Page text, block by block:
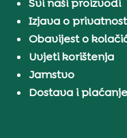
Svi naši proizvodi
Izjava o
Obavijest o
Uvjeti korištenja
Jamstvo
Dostava i plaćanje